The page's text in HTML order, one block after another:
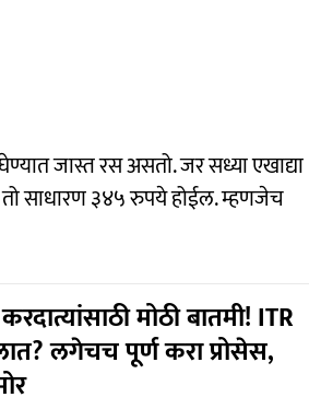
जास्त रस असतो. जर सध्या एखाद्या
तो साधारण ३४५ रुपये होईल. म्हणजेच
मोठी बातमी! ITR
लगेचच पूर्ण करा प्रोसेस,